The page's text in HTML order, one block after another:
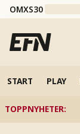
OMXS30
START PLAY
TOPPNYHETER: